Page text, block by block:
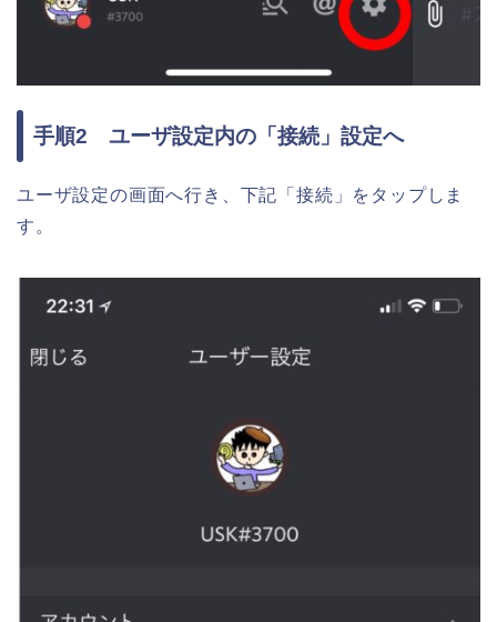
手順2 ユーザ設定内の「接続」設定へ
ユーザ設定の画面へ行き、下記「接続」をタップしま
す。